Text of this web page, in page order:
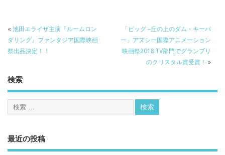
« 池田エライザ主演『ルームロン
ダリング』ファンタジア国際映画
祭出品決定！！
「ピッグ –丘の上のダム・キーパ
ー」アヌシー国際アニメーション
映画祭2018 TV部門でグランプリ
のクリスタル賞受賞！ »
検索
最近の投稿